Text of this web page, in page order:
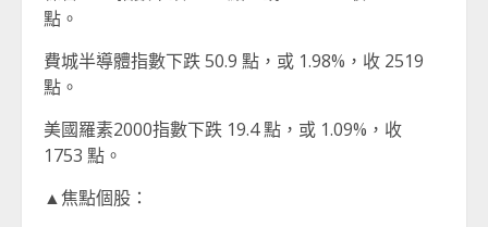
點。
費城半導體指數下跌 50.9 點，或 1.98%，收 2519
點。
美國羅素2000指數下跌 19.4 點，或 1.09%，收
1753 點。
▲焦點個股：